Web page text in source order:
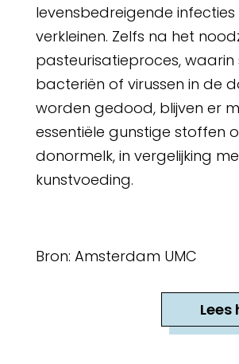
levensbedreigende infecties
verkleinen. Zelfs na het
pasteurisatieproces, waarin
bacteriën of virussen in de
worden gedood, blijven er
essentiële gunstige stoffen
donormelk, in vergelijking
kunstvoeding.
Bron: Amsterdam UMC
Lees